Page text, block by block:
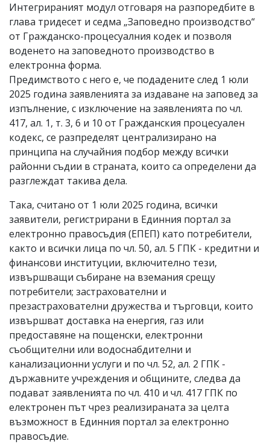
Интегрираният модул отговаря на разпоредбите в
глава тридесет и седма „Заповедно производство“
от Гражданско-процесуалния кодек и позволя
воденето на заповедното производство в
електронна форма.
Предимството с него е, че подадените след 1 юли
2025 година заявленията за издаване на заповед за
изпълнение, с изключение на заявленията по чл.
417, ал. 1, т. 3, 6 и 10 от Гражданския процесуален
кодекс, се разпределят централизирано на
принципа на случайния подбор между всички
районни съдии в страната, които са определени да
разглеждат такива дела.
Така, считано от 1 юли 2025 година, всички
заявители, регистрирани в Единния портал за
електронно правосъдия (ЕПЕП) като потребители,
както и всички лица по чл. 50, ал. 5 ГПК - кредитни и
финансови институции, включително тези,
извършващи събиране на вземания срещу
потребители; застрахователни и
презастрахователни дружества и търговци, които
извършват доставка на енергия, газ или
предоставяне на пощенски, електронни
съобщителни или водоснабдителни и
канализационни услуги и по чл. 52, ал. 2 ГПК -
държавните учреждения и общините, следва да
подават заявленията по чл. 410 и чл. 417 ГПК по
електронен път чрез реализираната за целта
възможност в Единния портал за електронно
правосъдие.